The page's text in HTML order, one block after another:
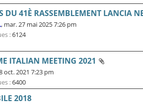
DU 41È RASSEMBLEMENT LANCIA
, mar. 27 mai 2025 7:26 pm
:6124
ITALIAN MEETING 2021
oct. 2021 7:23 pm
:6400
2018